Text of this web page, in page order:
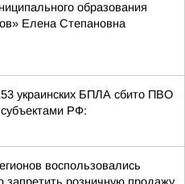
образования
Елена Степановна
украинских БПЛА сбито ПВО
РФ:
воспользовались